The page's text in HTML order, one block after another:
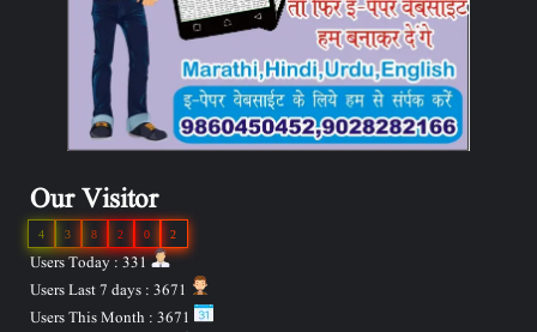
Our Visitor
2
0
2
8
3
4
Users Today : 331